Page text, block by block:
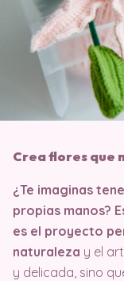
Crea flores que
¿Te imaginas
propias manos?
es el proyecto
naturaleza y el
y delicada, sino